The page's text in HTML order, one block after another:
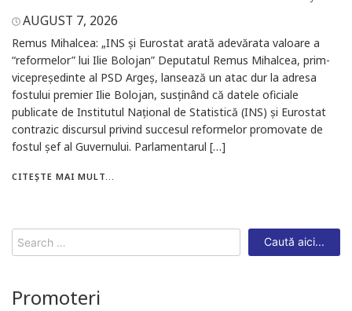
AUGUST 7, 2026
Remus Mihalcea: „INS și Eurostat arată adevărata valoare a
“reformelor” lui Ilie Bolojan” Deputatul Remus Mihalcea, prim-
vicepreședinte al PSD Argeș, lansează un atac dur la adresa
fostului premier Ilie Bolojan, susținând că datele oficiale
publicate de Institutul Național de Statistică (INS) și Eurostat
contrazic discursul privind succesul reformelor promovate de
fostul șef al Guvernului. Parlamentarul […]
CITEȘTE MAI MULT...
Search
for:
Promoteri